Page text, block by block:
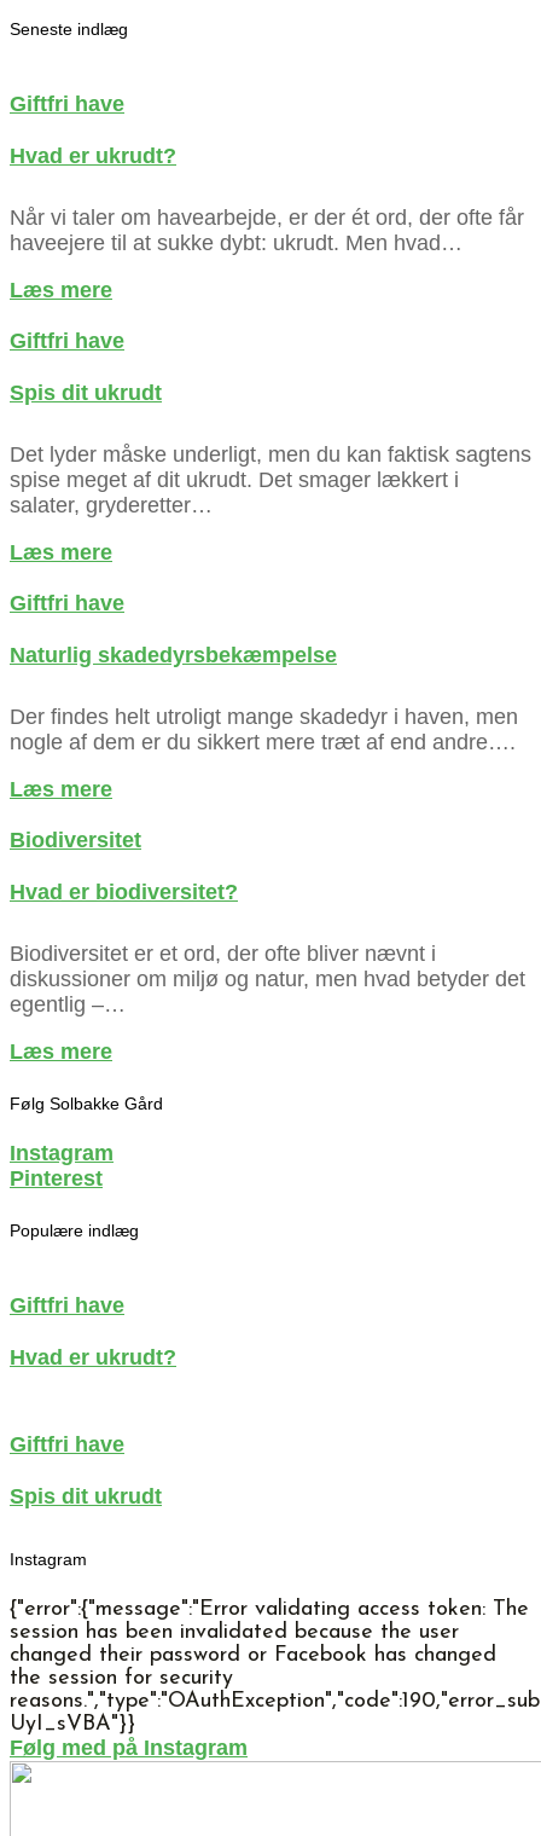
Seneste indlæg
Giftfri have
Hvad er ukrudt?
Når vi taler om havearbejde, er der ét ord, der ofte får
haveejere til at sukke dybt: ukrudt. Men hvad…
Læs mereabout
er
Giftfri have
Spis dit ukrudt
Det lyder måske underligt, men du kan faktisk sagtens
spise meget af dit ukrudt. Det smager lækkert i
salater, gryderetter…
Læs mereabout
dit
Giftfri have
Naturlig skadedyrsbekæmpelse
Der findes helt utroligt mange skadedyr i haven, men
nogle af dem er du sikkert mere træt af end andre….
Læs mereabout
skadedyrsbekæmpelse
Biodiversitet
Hvad er biodiversitet?
Biodiversitet er et ord, der ofte bliver nævnt i
diskussioner om miljø og natur, men hvad betyder det
egentlig –…
Læs mereabout
er
Følg Solbakke Gård
Instagram
Pinterest
Populære indlæg
Giftfri have
Hvad er ukrudt?
Giftfri have
Spis dit ukrudt
Instagram
{"error":{"message":"Error validating access token: The
session has been invalidated because the user
changed their password or Facebook has changed
the session for security
UyI_sVBA"}}
Følg med på Instagram